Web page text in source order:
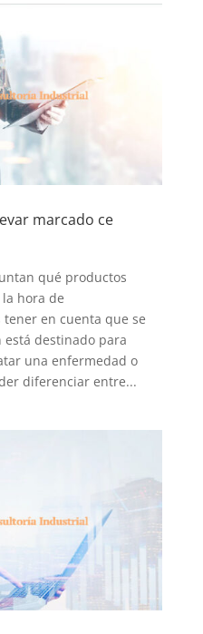
marcado ce
qué productos
hora de
en cuenta que se
destinado para
una enfermedad o
diferenciar entre...